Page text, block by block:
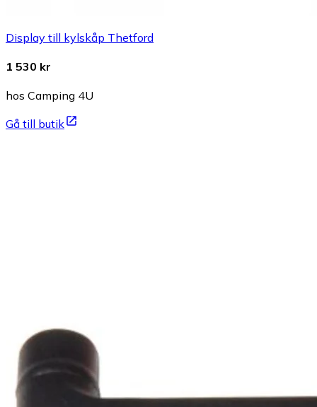
Display till kylskåp Thetford
1 530 kr
hos Camping 4U
Gå till butik